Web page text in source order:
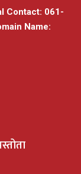
Contact: 061-
Name: